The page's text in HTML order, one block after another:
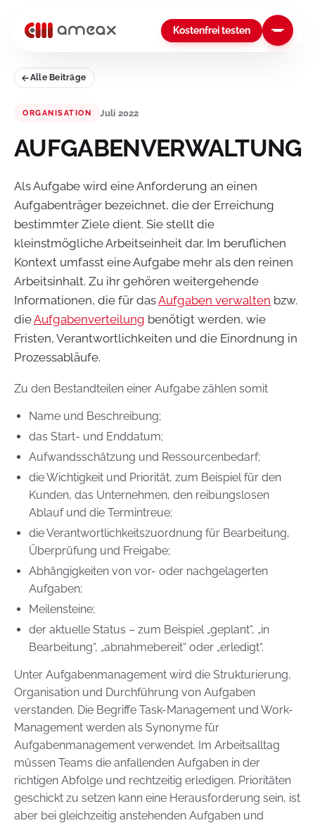
Kostenfrei testen
Alle Beiträge
ORGANISATION Juli 2022
AUFGABENVERWALTUNG
Als Aufgabe wird eine Anforderung an einen
Aufgabenträger bezeichnet, die der Erreichung
bestimmter Ziele dient. Sie stellt die
kleinstmögliche Arbeitseinheit dar. Im beruflichen
Kontext umfasst eine Aufgabe mehr als den reinen
Arbeitsinhalt. Zu ihr gehören weitergehende
Informationen, die für dasAufgaben verwalten bzw.
dieAufgabenverteilung benötigt werden, wie
Fristen, Verantwortlichkeiten und die Einordnung in
Prozessabläufe.
Zu den Bestandteilen einer Aufgabe zählen somit
Name und Beschreibung;
das Start- und Enddatum;
Aufwandsschätzung und Ressourcenbedarf;
die Wichtigkeit und Priorität, zum Beispiel für den
Kunden, das Unternehmen, den reibungslosen
Ablauf und die Termintreue;
die Verantwortlichkeitszuordnung für Bearbeitung,
Überprüfung und Freigabe;
Abhängigkeiten von vor- oder nachgelagerten
Aufgaben;
Meilensteine;
der aktuelle Status – zum Beispiel „geplant“, „in
Bearbeitung“, „abnahmebereit“ oder „erledigt“.
Unter Aufgabenmanagement wird die Strukturierung,
Organisation und Durchführung von Aufgaben
verstanden. Die Begriffe Task-Management und Work-
Management werden als Synonyme für
Aufgabenmanagement verwendet. Im Arbeitsalltag
müssen Teams die anfallenden Aufgaben in der
richtigen Abfolge und rechtzeitig erledigen. Prioritäten
geschickt zu setzen kann eine Herausforderung sein, ist
aber bei gleichzeitig anstehenden Aufgaben und